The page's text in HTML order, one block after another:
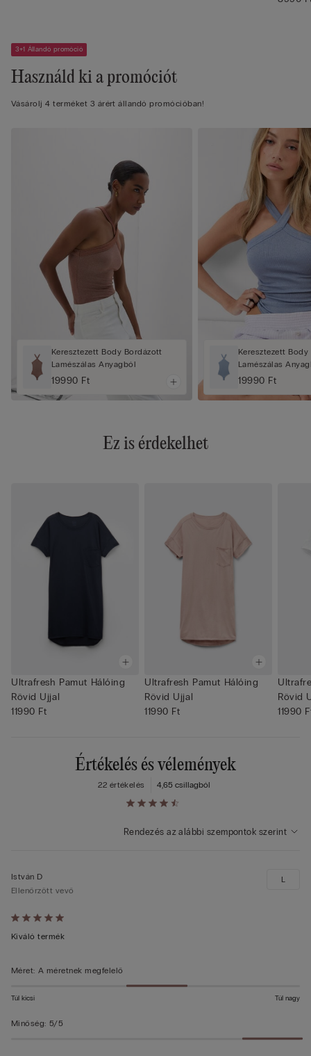
3+1 Állandó promóció
Használd ki a promóciót
Vásárolj 4 terméket 3 árért állandó promócióban!
Keresztezett Body Bordázott
Lamészálas Anyagból
19990 Ft
Keresztezett
Lamészálas
19990 Ft
Ez is érdekelhet
Ultrafresh Pamut Hálóing
Rövid Ujjal
11990 Ft
Ultrafresh Pamut Hálóing
Rövid Ujjal
11990 Ft
Rövid
11990
Értékelés és vélemények
4,65 csillagból
22 értékelés
Rendezés az alábbi szempontok szerint
Értékelés:
5/5
István D
Ellenőrzött vevő
Kiváló termék
L
Méret: A méretnek megfelelő
Túl kicsi Túl nagy
Minőség: 5/5